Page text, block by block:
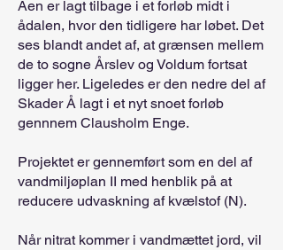
Åen er lagt tilbage i et forløb midt i
ådalen, hvor den tidligere har løbet. Det
ses blandt andet af, at grænsen mellem
de to sogne Årslev og Voldum fortsat
ligger her. Ligeledes er den nedre del af
Skader Å lagt i et nyt snoet forløb
gennnem Clausholm Enge.
Projektet er gennemført som en del af
vandmiljøplan II med henblik på at
reducere udvaskning af kvælstof (N).
Når nitrat kommer i vandmættet jord, vil